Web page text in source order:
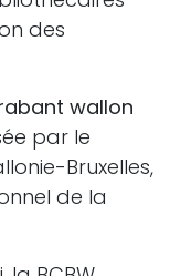
des
wallon
par le
Bruxelles,
de la